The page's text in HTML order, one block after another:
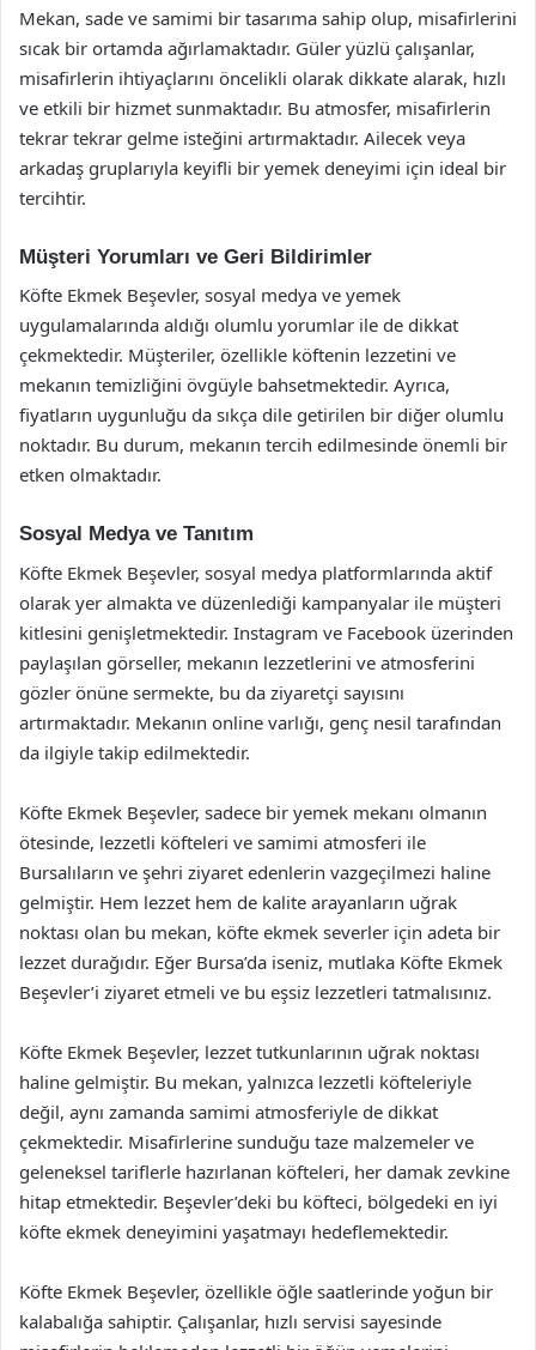
Mekan, sade ve samimi bir tasarıma sahip olup, misafirlerini
sıcak bir ortamda ağırlamaktadır. Güler yüzlü çalışanlar,
misafirlerin ihtiyaçlarını öncelikli olarak dikkate alarak, hızlı
ve etkili bir hizmet sunmaktadır. Bu atmosfer, misafirlerin
tekrar tekrar gelme isteğini artırmaktadır. Ailecek veya
arkadaş gruplarıyla keyifli bir yemek deneyimi için ideal bir
tercihtir.
Müşteri Yorumları ve Geri Bildirimler
Köfte Ekmek Beşevler, sosyal medya ve yemek
uygulamalarında aldığı olumlu yorumlar ile de dikkat
çekmektedir. Müşteriler, özellikle köftenin lezzetini ve
mekanın temizliğini övgüyle bahsetmektedir. Ayrıca,
fiyatların uygunluğu da sıkça dile getirilen bir diğer olumlu
noktadır. Bu durum, mekanın tercih edilmesinde önemli bir
etken olmaktadır.
Sosyal Medya ve Tanıtım
Köfte Ekmek Beşevler, sosyal medya platformlarında aktif
olarak yer almakta ve düzenlediği kampanyalar ile müşteri
kitlesini genişletmektedir. Instagram ve Facebook üzerinden
paylaşılan görseller, mekanın lezzetlerini ve atmosferini
gözler önüne sermekte, bu da ziyaretçi sayısını
artırmaktadır. Mekanın online varlığı, genç nesil tarafından
da ilgiyle takip edilmektedir.
Köfte Ekmek Beşevler, sadece bir yemek mekanı olmanın
ötesinde, lezzetli köfteleri ve samimi atmosferi ile
Bursalıların ve şehri ziyaret edenlerin vazgeçilmezi haline
gelmiştir. Hem lezzet hem de kalite arayanların uğrak
noktası olan bu mekan, köfte ekmek severler için adeta bir
lezzet durağıdır. Eğer Bursa’da iseniz, mutlaka Köfte Ekmek
Beşevler’i ziyaret etmeli ve bu eşsiz lezzetleri tatmalısınız.
Köfte Ekmek Beşevler, lezzet tutkunlarının uğrak noktası
haline gelmiştir. Bu mekan, yalnızca lezzetli köfteleriyle
değil, aynı zamanda samimi atmosferiyle de dikkat
çekmektedir. Misafirlerine sunduğu taze malzemeler ve
geleneksel tariflerle hazırlanan köfteleri, her damak zevkine
hitap etmektedir. Beşevler’deki bu köfteci, bölgedeki en iyi
köfte ekmek deneyimini yaşatmayı hedeflemektedir.
Köfte Ekmek Beşevler, özellikle öğle saatlerinde yoğun bir
kalabalığa sahiptir. Çalışanlar, hızlı servisi sayesinde